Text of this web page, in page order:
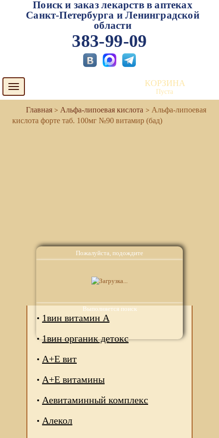
Пожалуйста, подождите
Выполняется поиск
Поиск и заказ лекарств в аптеках
Санкт-Петербурга и Ленинградской
области
383-99-09
Toggle
navigation
КОРЗИНА
Пуста
Альфа-липоевая кислота
Альфа-липоевая
кислота форте таб. 100мг №90 витамир (бад)
1вин витамин А
1вин органик детокс
А+Е вит
А+Е витамины
Аевитаминный комплекс
Алекол